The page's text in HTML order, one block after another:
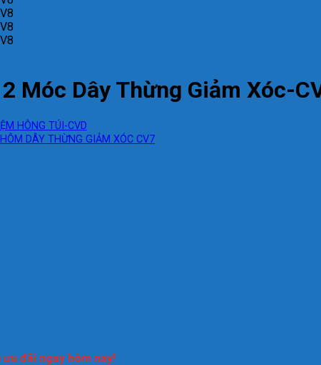
Móc Dây Thừng Giảm Xóc-
đãi ngay hôm nay!